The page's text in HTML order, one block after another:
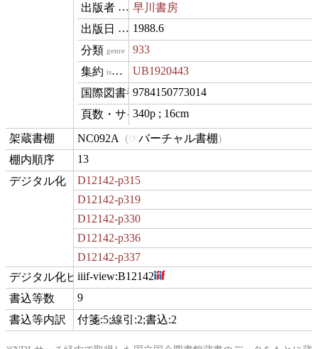
publisher早川書房
datePublished
1988.6
genre 933
isVariantOf UB1920443
isbn
9784150773014
materialExtent
340p ; 16cm
contentLocation
NC092A バーチャル書棚
position13
digitization
D12142-p315
D12142-p319
D12142-p330
D12142-p336
D12142-p337
hasView
iiif-view:B12142
commentCount
9
comment
付箋:5;線引:2;書込:2